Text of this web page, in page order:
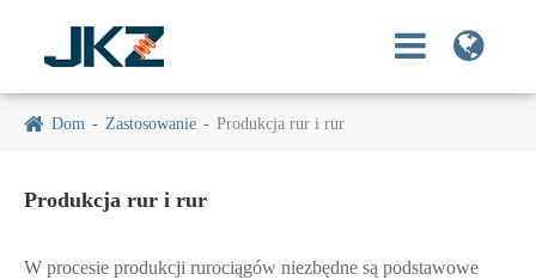
Dom Zastosowanie Produkcja rur i rur
Produkcja rur i rur
W procesie produkcji rurociągów niezbędne są podstawowe